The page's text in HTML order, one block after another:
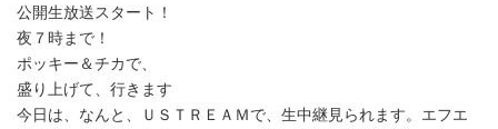
公開生放送スタート！
夜７時まで！
ポッキー＆チカで、
盛り上げて、行きます
今日は、なんと、ＵＳＴＲＥＡＭで、生中継見られます。エフエ